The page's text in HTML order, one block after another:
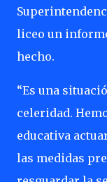
liceo un
hecho.
“Es una
celeridad.
educativa
las medidas